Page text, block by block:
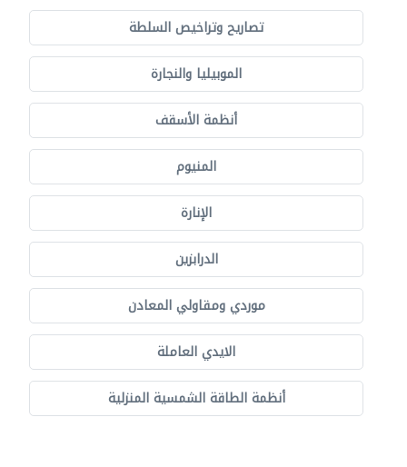
تصاريح وتراخيص السلطة
الموبيليا والنجارة
أنظمة الأسقف
المنيوم
الإنارة
الدرابزين
موردي ومقاولي المعادن
الايدي العاملة
أنظمة الطاقة الشمسية المنزلية